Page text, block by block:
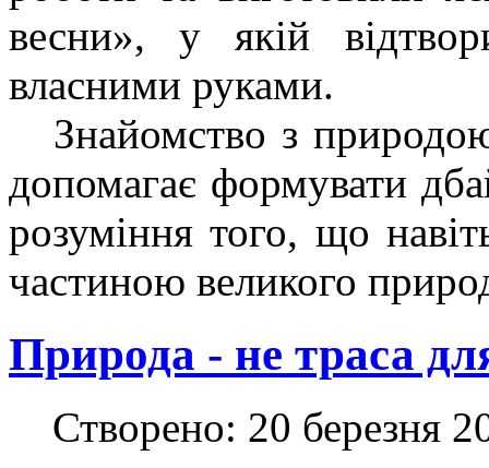
весни», у якій
власними руками.
Знайомство з
допомагає формувати
розуміння того, що
частиною великого
Природа - не траса
Створено: 20 березня